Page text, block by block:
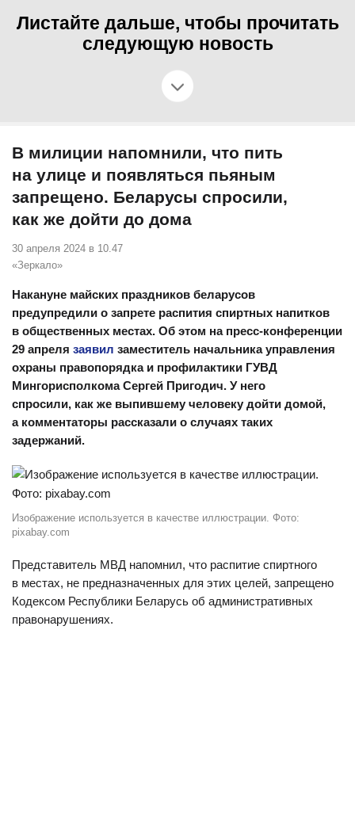
Листайте дальше, чтобы прочитать
следующую новость